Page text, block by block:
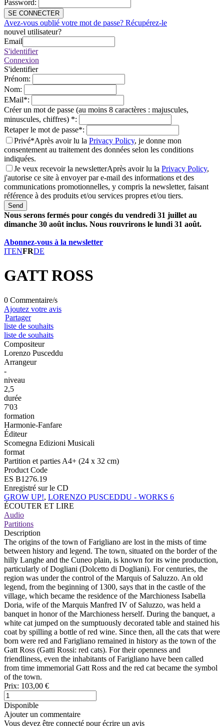
Password:
SE CONNECTER
Avez-vous oublié votre mot de passe? Récupérez-le
nouvel utilisateur?
Email
S'identifier
Connexion
S'identifier
Prénom:
Nom:
EMail*:
Créer un mot de passe (au moins 8 caractères : majuscules,
minuscules, chiffres) *:
Retaper le mot de passe*:
Privé*Après avoir lu la Privacy Policy, je donne mon
consentement au traitement des données selon les conditions
indiquées.
Je veux recevoir la newsletterAprès avoir lu la Privacy Policy,
j'autorise ce site à envoyer par e-mail des informations et des
communications promotionnelles, y compris la newsletter, faisant
référence à des produits et/ou services propres et/ou tiers.
Send
Nous serons fermés pour congés du vendredi 31 juillet au
dimanche 30 août inclus. Nous rouvrirons le lundi 31 août.
Abonnez-vous à la newsletter
ITENFRDE
GATT ROSS
0 Commentaire/s
Ajoutez votre avis
Partager
liste de souhaits
liste de souhaits
Compositeur
Lorenzo Pusceddu
Arrangeur
-
niveau
2,5
durée
7'03
formation
Harmonie-Fanfare
Éditeur
Scomegna Edizioni Musicali
format
Partition et parties A4+ (24 x 32 cm)
Product Code
ES B1276.19
Enregistré sur le CD
GROW UP!, LORENZO PUSCEDDU - WORKS 6
ÉCOUTER ET LIRE
Audio
Partitions
Description
The origins of the town of Farigliano are lost in the mists of time
between history and legend. The town, situated on the border of the
hilly Langhe and the Cuneo plain, is known for its wine production,
particularly of Dogliani (Dolcetto di Dogliani). For centuries, the
region was under the control of the Marquis of Saluzzo. An old
legend, from the beginning of 1300, says that in the castle of the
village, which became the residence of the Marchioness Isabella
Doria, wife of the Marquis Manfred IV of Saluzzo, was held a
banquet in honor of the Marchioness herself. During the banquet, a
white cat jumped on the sumptuously decorated table and stained his
coat by spilling a bottle of red wine. Since then, all the cats that were
born were red and Farigliano remained in history as the town of the
Gatt Ross (Gatti Rossi: red cats). For their openness and
friendliness, even the inhabitants of Farigliano have been called
from time immemorial Gatt Ross and the red cat became the symbol
of the town.
Prix: 103,00 €
Disponible
Ajouter un commentaire
Vous devez être connecté pour écrire un avis